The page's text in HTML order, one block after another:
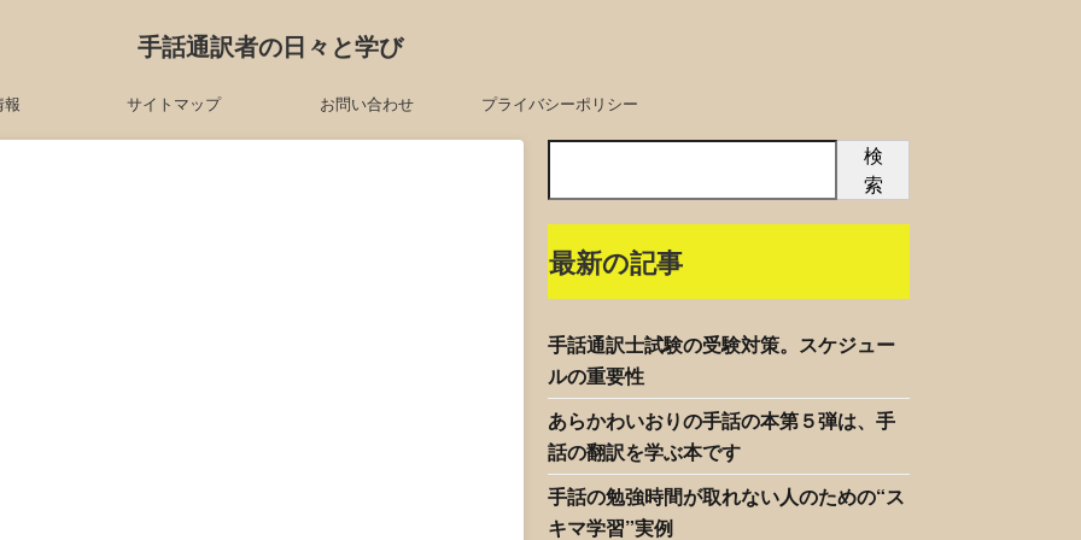
手話通訳者の日々と学び
サイトマップ お問い合わせ プライバシーポリシー
検
索
最新の記事
手話通訳士試験の受験対策。スケジュー
ルの重要性
あらかわいおりの手話の本第５弾は、手
話の翻訳を学ぶ本です
手話の勉強時間が取れない人のための“ス
キマ学習”実例